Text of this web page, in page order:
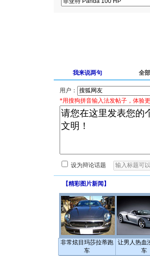
我来说两句 全
用户：
*用搜狗拼音输入法发帖子，体验
设为辩论话题
【精彩图片新闻 】
非常炫目玛莎拉蒂跑
车
让男人热血
车